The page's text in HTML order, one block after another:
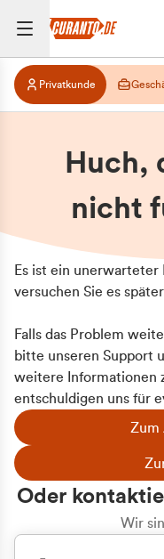
Privatkunde
Huch,
nicht
Es ist ein
versuchen Sie es
Falls das Problem
bitte unseren Support
weitere Informationen
entschuldigen uns für
Zum
Oder
Wir